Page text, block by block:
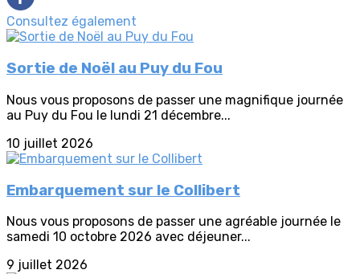
Consultez également
Sortie de Noël au Puy du Fou
Nous vous proposons de passer une magnifique journée
au Puy du Fou le lundi 21 décembre...
10 juillet 2026
Embarquement sur le Collibert
Nous vous proposons de passer une agréable journée le
samedi 10 octobre 2026 avec déjeuner...
9 juillet 2026